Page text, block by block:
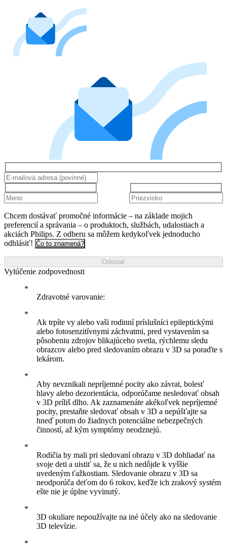
Chcem dostávať promočné informácie – na základe mojich
preferencií a správania – o produktoch, službách, udalostiach a
akciách Philips. Z odberu sa môžem kedykoľvek jednoducho
odhlásiť! Čo to znamená?
Odoslať
Vylúčenie zodpovednosti
Zdravotné varovanie:
Ak trpíte vy alebo vaši rodinní príslušníci epileptickými
alebo fotosenzitívnymi záchvatmi, pred vystavením sa
pôsobeniu zdrojov blikajúceho svetla, rýchlemu sledu
obrazcov alebo pred sledovaním obrazu v 3D sa poraďte s
lekárom.
Aby nevznikali nepríjemné pocity ako závrat, bolesť
hlavy alebo dezorientácia, odporúčame nesledovať obsah
v 3D príliš dlho. Ak zaznamenáte akékoľvek nepríjemné
pocity, prestaňte sledovať obsah v 3D a nepúšťajte sa
hneď potom do žiadnych potenciálne nebezpečných
činností, až kým symptómy neodznejú.
Rodičia by mali pri sledovaní obrazu v 3D dohliadať na
svoje deti a uistiť sa, že u nich nedôjde k vyššie
uvedeným ťažkostiam. Sledovanie obrazu v 3D sa
neodporúča deťom do 6 rokov, keďže ich zrakový systém
ešte nie je úplne vyvinutý.
3D okuliare nepoužívajte na iné účely ako na sledovanie
3D televízie.